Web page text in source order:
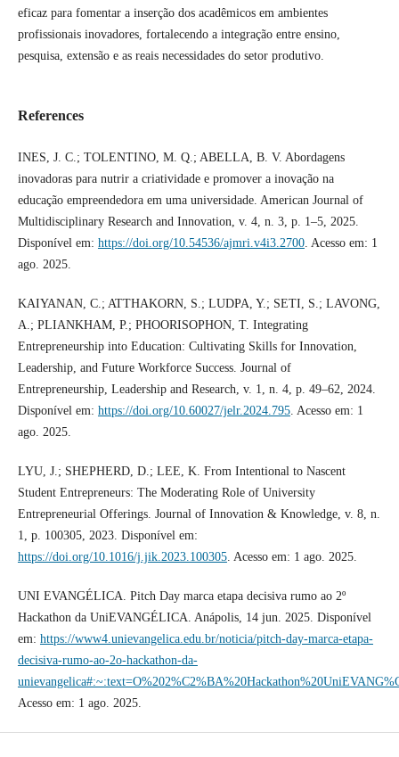
eficaz para fomentar a inserção dos acadêmicos em ambientes
profissionais inovadores, fortalecendo a integração entre ensino,
pesquisa, extensão e as reais necessidades do setor produtivo.
References
INES, J. C.; TOLENTINO, M. Q.; ABELLA, B. V. Abordagens
inovadoras para nutrir a criatividade e promover a inovação na
educação empreendedora em uma universidade. American Journal of
Multidisciplinary Research and Innovation, v. 4, n. 3, p. 1–5, 2025.
Disponível em: https://doi.org/10.54536/ajmri.v4i3.2700. Acesso em: 1
ago. 2025.
KAIYANAN, C.; ATTHAKORN, S.; LUDPA, Y.; SETI, S.; LAVONG,
A.; PLIANKHAM, P.; PHOORISOPHON, T. Integrating
Entrepreneurship into Education: Cultivating Skills for Innovation,
Leadership, and Future Workforce Success. Journal of
Entrepreneurship, Leadership and Research, v. 1, n. 4, p. 49–62, 2024.
Disponível em: https://doi.org/10.60027/jelr.2024.795. Acesso em: 1
ago. 2025.
LYU, J.; SHEPHERD, D.; LEE, K. From Intentional to Nascent
Student Entrepreneurs: The Moderating Role of University
Entrepreneurial Offerings. Journal of Innovation & Knowledge, v. 8, n.
1, p. 100305, 2023. Disponível em:
https://doi.org/10.1016/j.jik.2023.100305. Acesso em: 1 ago. 2025.
UNI EVANGÉLICA. Pitch Day marca etapa decisiva rumo ao 2º
Hackathon da UniEVANGÉLICA. Anápolis, 14 jun. 2025. Disponível
em: https://www4.unievangelica.edu.br/noticia/pitch-day-marca-etapa-
decisiva-rumo-ao-2o-hackathon-da-
Acesso em: 1 ago. 2025.